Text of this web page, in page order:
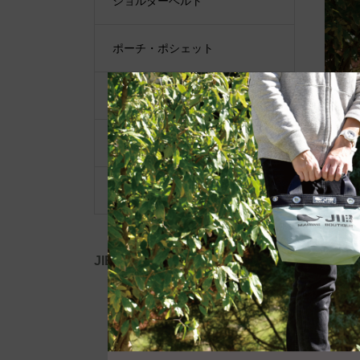
ポーチ・ポシェット
小物類
限定品・限定カラー
その他
JIB公式SNS